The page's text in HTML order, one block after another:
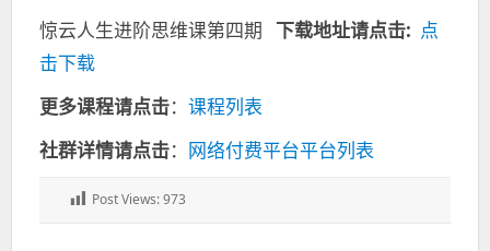
惊云人生进阶思维课第四期
下载地址请点击: 点
击下载
更多课程请点击： 课程列表
社群详情请点击： 网络付费平台平台列表
Post Views:973